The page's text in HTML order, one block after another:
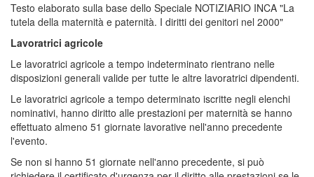
Testo elaborato sulla base dello Speciale NOTIZIARIO INCA "La
tutela della maternità e paternità. I diritti dei genitori nel 2000"
Lavoratrici agricole
Le lavoratrici agricole a tempo indeterminato rientrano nelle
disposizioni generali valide per tutte le altre lavoratrici dipendenti.
Le lavoratrici agricole a tempo determinato iscritte negli elenchi
nominativi, hanno diritto alle prestazioni per maternità se hanno
effettuato almeno 51 giornate lavorative nell'anno precedente
l'evento.
Se non si hanno 51 giornate nell'anno precedente, si può